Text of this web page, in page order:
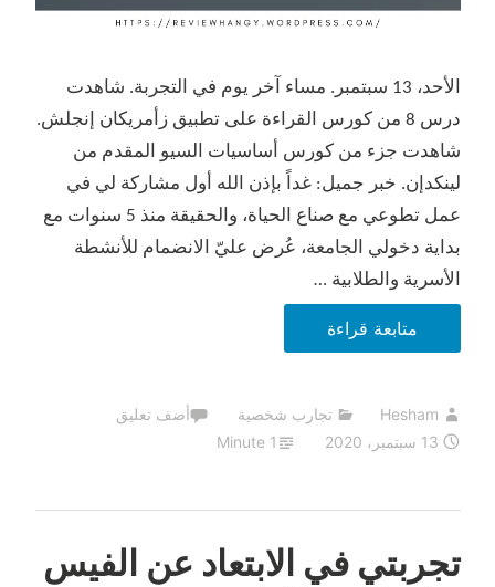
الأحد، 13 سبتمبر. مساء آخر يوم في التجربة. شاهدت
درس 8 من كورس القراءة على تطبيق زأمريكان إنجلش.
شاهدت جزء من كورس أساسيات السيو المقدم من
لينكدإن. خبر جميل: غداً بإذن الله أول مشاركة لي في
عمل تطوعي مع صناع الحياة، والحقيقة منذ 5 سنوات مع
بداية دخولي الجامعة، عُرض عليّ الانضمام للأنشطة
الأسرية والطلابية …
متابعة قراءة
في
عن
الفيس
اليوم
الخامس
عشر.
Hesham تجارب شخصية
أضف تعليق
13 سبتمبر، 2020
1 Minute
تجربتي في الابتعاد عن الفيس